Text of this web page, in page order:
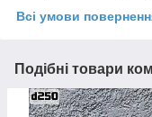
Всі умови
Подібні товари